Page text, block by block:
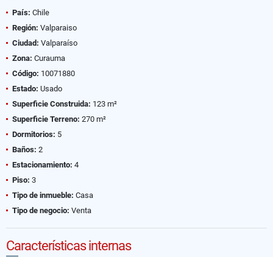
País: Chile
Región: Valparaiso
Ciudad: Valparaíso
Zona: Curauma
Código: 10071880
Estado: Usado
Superficie Construida: 123 m²
Superficie Terreno: 270 m²
Dormitorios: 5
Baños: 2
Estacionamiento: 4
Piso: 3
Tipo de inmueble: Casa
Tipo de negocio: Venta
Características internas